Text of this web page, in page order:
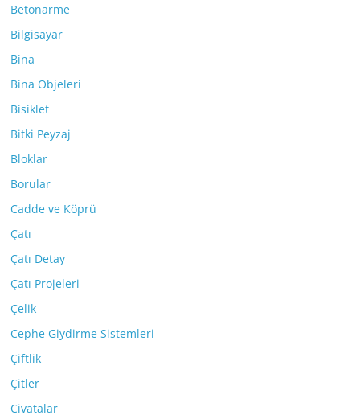
Betonarme
Bilgisayar
Bina
Bina Objeleri
Bisiklet
Bitki Peyzaj
Bloklar
Borular
Cadde ve Köprü
Çatı
Çatı Detay
Çatı Projeleri
Çelik
Cephe Giydirme Sistemleri
Çiftlik
Çitler
Civatalar